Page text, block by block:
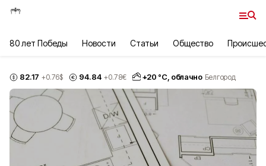
80 лет Победы Новости Статьи Общество
82.17 +0.76$ 94.84 +0.78€ +20 °С, облачно Белгород